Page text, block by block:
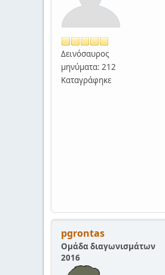
Δεινόσαυρος
μηνύματα: 212
Καταγράφηκε
pgrontas
Ομάδα διαγωνισμάτων
2016